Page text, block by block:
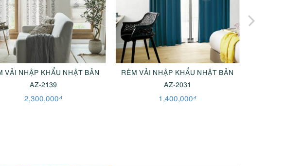
VẢI NHẬP KHẨU NHẬT BẢN
AZ-2139
2,300,000₫
RÈM VẢI NHẬP KHẨU NHẬT BẢN
AZ-2031
1,400,000₫